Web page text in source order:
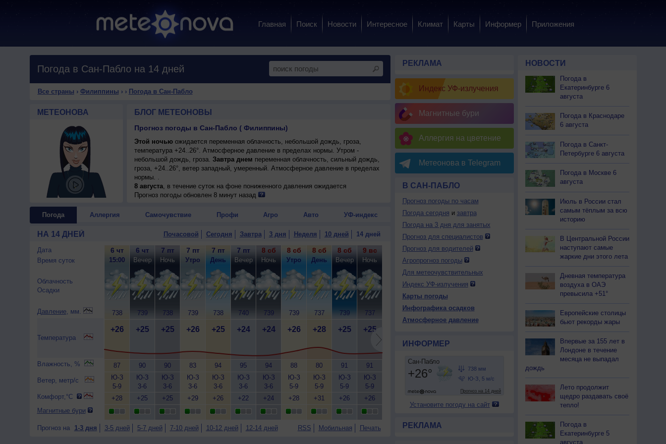
Главная Поиск Новости Интересное Климат Карты Информер Приложения
Погода в Сан-Пабло на 14 дней
Все страны › Филиппины › › Погода в Сан-Пабло
МЕТЕОНОВА БЛОГ МЕТЕОНОВЫ
Прогноз погоды в Сан-Пабло ( Филиппины)
Этой ночьюожидается переменная облачность, небольшой дождь, гроза,
температура +24..26°. Атмосферное давление в пределах нормы. Утром -
небольшой дождь, гроза. Завтра днем переменная облачность, сильный дождь,
гроза, +24..26°, ветер западный, умеренный. Атмосферное давление в пределах
нормы. .
8 августа, в течение суток на фоне пониженного давления ожидается
переменная облачность, сильный дождь, возможна гроза; ночью +23..25°, днем
Прогноз погоды обновлен 8 минут назад
Погода Аллергия Самочувствие Профи Агро Авто УФ-индекс
НА 14 ДНЕЙ Почасовой Сегодня Завтра 3 дня Неделя 10 дней 14 дней
Дата
Время суток
Облачность
Осадки
Давление, мм.
Температура
Влажность, %
Ветер, метр/с
Комфорт,°C
Магнитные бури
6 чт
15:00
738
+26
87
Ю-З
5-9
+28
6 чт
Вечер
739
+25
90
Ю-З
3-6
+25
7 пт
Ночь
738
+25
90
Ю-З
3-6
+25
7 пт
Утро
739
+26
83
Ю-З
3-6
+29
7 пт
День
738
+25
94
Ю-З
3-6
+26
7 пт
Вечер
740
+24
95
Ю-З
3-6
+22
8 сб
Ночь
739
+24
94
Ю-З
3-6
+24
8 сб
Утро
739
+26
88
Ю-З
5-9
+28
8 сб
День
737
+28
80
Ю-З
5-9
+31
8 сб
Вечер
739
+25
91
Ю-З
5-9
+26
9 вс
Ночь
737
+25
91
Ю-З
5-9
+26
9 вс 9 вс
День
736
77
Ю-З
9 вс
Вечер
738
88
Ю-З
10 пн
Ночь
736
85
Ю-З
Ю-З
+30
5-9
+35
10 пн
739
+26
3-6
+28
11 вт
Ночь
737
3-6
+27
11 вт
Утро
739
5-9
+31
День
738
+35
Прогноз на 1-3 дня 3-5 дней 5-7 дней 7-10 дней 10-12 дней 12-14 дней RSS Мобильная Печать
РЕКЛАМА
Индекс УФ-излучения
Магнитные бури
Аллергия на цветение
Метеонова в Telegram
В САН-ПАБЛО
Прогноз погоды по часам
Погода сегодня и завтра
Погода на 3 дня для занятых
Прогноз для специалистов
Прогноз для водителей
Агропрогноз погоды
Для метеочувствительных
Индекс УФ-излучения
Карты погоды
Инфографика осадков
Атмосферное давление
ИНФОРМЕР
Установите погоду на сайт
РЕКЛАМА
НОВОСТИ
Погода в
Екатеринбурге 6
августа
Погода в Краснодаре
6 августа
Погода в Санкт-
Петербурге 6 августа
Погода в Москве 6
августа
Июль в России стал
самым тёплым за всю
историю
В Центральной России
наступают самые
жаркие дни этого лета
Дневная температура
воздуха в ОАЭ
превысила +51°
Европейские столицы
бьют рекорды жары
Впервые за 155 лет в
Лондоне в течение
месяца не выпадал
дождь
Лето продолжит
щедро раздавать своё
тепло!
Погода в
Екатеринбурге 5
августа